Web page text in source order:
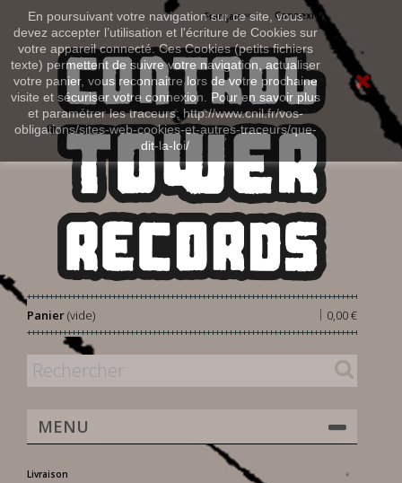
En poursuivant votre navigation sur ce site, vous
devez accepter l’utilisation et l'écriture de Cookies sur
votre appareil connecté. Ces Cookies (petits fichiers
texte) permettent de suivre votre navigation, actualiser
votre panier, vous reconnaitre lors de votre prochaine
visite et sécuriser votre connexion. Pour en savoir plus
et paramétrer les traceurs: http://www.cnil.fr/vos-
obligations/sites-web-cookies-et-autres-traceurs/que-
dit-la-loi/
Connexion
Français
Panier 0,00 €
|
(vide)
MENU
Livraison